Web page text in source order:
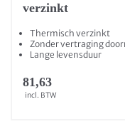
verzinkt
Thermisch verzinkt
Zonder vertraging
Lange levensduur
81,63
incl. BTW